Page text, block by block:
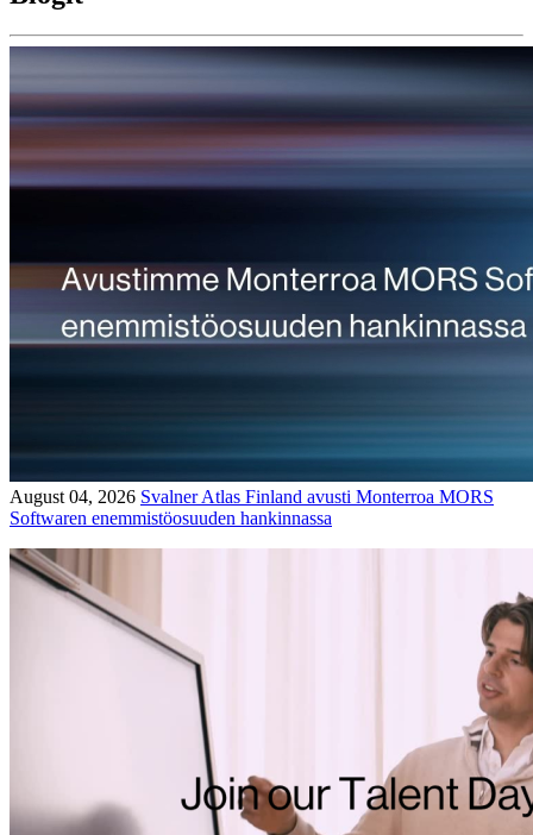
August 04, 2026 Svalner Atlas Finland avusti Monterroa MORS
Softwaren enemmistöosuuden hankinnassa